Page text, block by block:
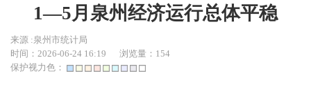
1—5月泉州经济运行总体平稳
来源 :泉州市统计局
时间：2026-06-24 16:19
浏览量： 154
保护视力色：